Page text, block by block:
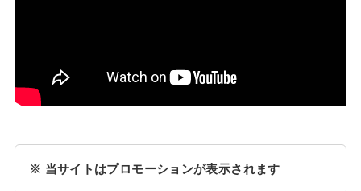
※ 当サイトはプロモーションが表示されます